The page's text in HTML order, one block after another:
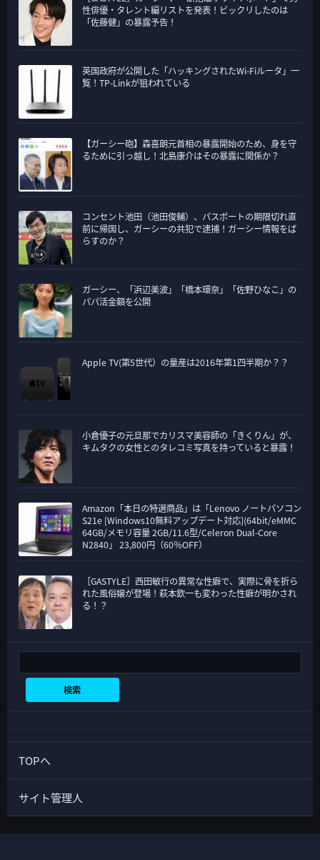
性俳優・タレント編リストを発表！ビックリしたのは
「佐藤健」の暴露予告！
英国政府が公開した「ハッキングされたWi-Fiルータ」一
覧！TP-Linkが狙われている
【ガーシー砲】森喜朗元首相の暴露開始のため、身を守
るために引っ越し！北島康介はその暴露に関係か？
コンセント池田（池田俊輔）、パスポートの期限切れ直
前に帰国し、ガーシーの共犯で逮捕！ガーシー情報をば
らすのか？
ガーシー、「浜辺美波」「橋本環奈」「佐野ひなこ」の
パパ活金額を公開
Apple TV(第5世代）の量産は2016年第1四半期か？？
小倉優子の元旦那でカリスマ美容師の「きくりん」が、
キムタクの女性とのタレコミ写真を持っていると暴露！
Amazon「本日の特選商品」は「Lenovo ノートパソコン
S21e [Windows10無料アップデート対応](64bit/eMMC
64GB/メモリ容量 2GB/11.6型/Celeron Dual-Core
N2840」 23,800円（60％OFF）
［GASTYLE］西田敏行の異常な性癖で、実際に骨を折ら
れた風俗嬢が登場！萩本欽一も変わった性癖が明かされ
る！？
検索
TOPへ
サイト管理人